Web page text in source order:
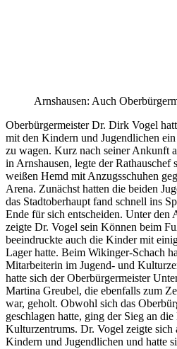
Arnshausen: Auch
Oberbürgermeister Dr. Dirk Vogel
mit den Kindern und Jugendlichen
zu wagen. Kurz nach seiner Ankunft
in Arnshausen, legte der Rathauschef
weißen Hemd mit Anzugsschuhen
Arena. Zunächst hatten die beiden
das Stadtoberhaupt fand schnell ins
Ende für sich entscheiden. Unter den
zeigte Dr. Vogel sein Können beim
beeindruckte auch die Kinder mit
Lager hatte. Beim Wikinger-Schach
Mitarbeiterin im Jugend- und
hatte sich der Oberbürgermeister
Martina Greubel, die ebenfalls zum
war, geholt. Obwohl sich das
geschlagen hatte, ging der Sieg an
Kulturzentrums. Dr. Vogel zeigte sich
Kindern und Jugendlichen und hatte